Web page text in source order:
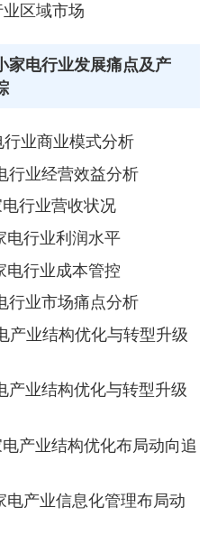
业区域市场
家电行业发展痛点及产
行业商业模式分析
行业经营效益分析
电行业营收状况
电行业利润水平
电行业成本管控
行业市场痛点分析
产业结构优化与转型升级
产业结构优化与转型升级
产业结构优化布局动向追
电产业信息化管理布局动